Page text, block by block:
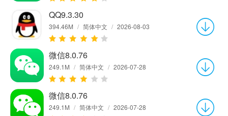
QQ9.3.30
394.46M / 简体中文 / 2026-08-03
微信8.0.76
249.1M / 简体中文 / 2026-07-28
微信8.0.76
249.1M / 简体中文 / 2026-07-28